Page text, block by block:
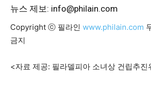
뉴스 제보: info@philain.com
Copyright ⓒ 필라인 www.philain.com
금지
<자료 제공: 필라델피아 소녀상 건립추진